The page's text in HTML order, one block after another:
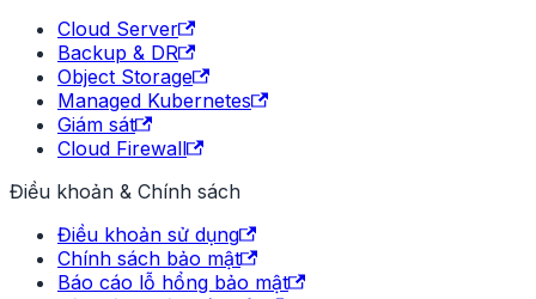
Cloud Server
Backup & DR
Object Storage
Managed Kubernetes
Giám sát
Cloud Firewall
Điều khoản & Chính sách
Điều khoản sử dụng
Chính sách bảo mật
Báo cáo lỗ hổng bảo mật